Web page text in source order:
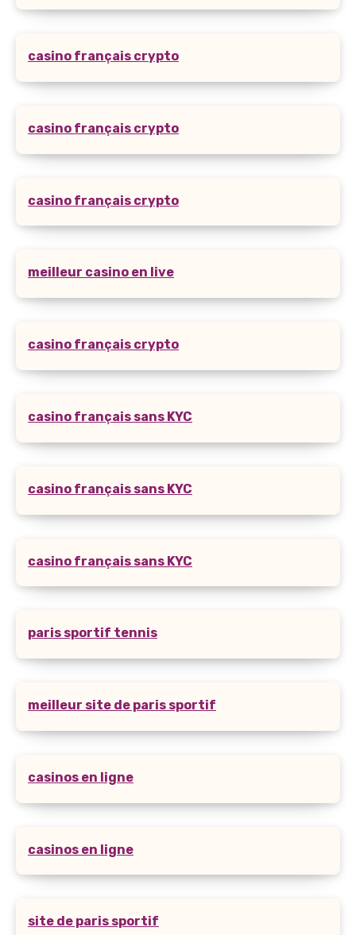
casino français crypto
casino français crypto
casino français crypto
meilleur casino en live
casino français crypto
casino français sans KYC
casino français sans KYC
casino français sans KYC
paris sportif tennis
meilleur site de paris sportif
casinos en ligne
casinos en ligne
site de paris sportif